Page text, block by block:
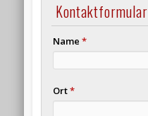
Kontaktformular
Name *
Ort*